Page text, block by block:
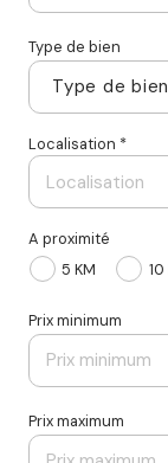
Type de bien
Type de bien
Localisation *
A proximité
5 KM
10
Prix minimum
Prix maximum